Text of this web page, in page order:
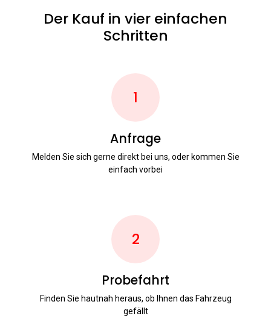
Der Kauf in vier einfachen
Schritten
1
Anfrage
Melden Sie sich gerne direkt bei uns, oder kommen Sie
einfach vorbei
2
Probefahrt
Finden Sie hautnah heraus, ob Ihnen das Fahrzeug
gefällt